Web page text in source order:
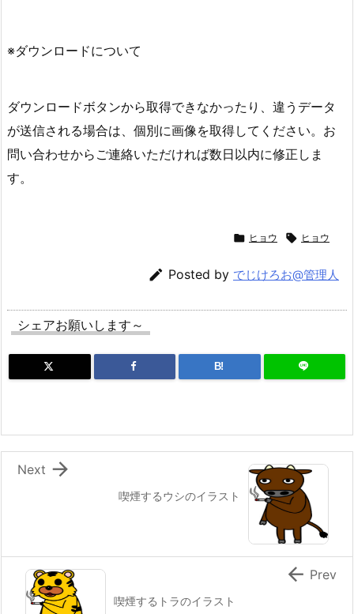
※ダウンロードについて
ダウンロードボタンから取得できなかったり、違うデータ
が送信される場合は、個別に画像を取得してください。お
問い合わせからご連絡いただければ数日以内に修正しま
す。
 ヒョウ  ヒョウ
 Posted by でじけろお@管理人
シェアお願いします～
B!
喫煙するウシのイラスト

Next
喫煙するトラのイラスト
 Prev